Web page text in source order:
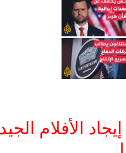
الأفلام